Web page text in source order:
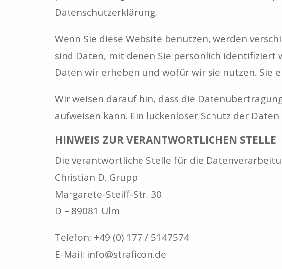
Datenschutzerklärung.
Wenn Sie diese Website benutzen, werden
sind Daten, mit denen Sie persönlich
Daten wir erheben und wofür wir sie nutzen. Sie
Wir weisen darauf hin, dass die
aufweisen kann. Ein lückenloser Schutz der
HINWEIS ZUR VERANTWORTLICHEN STELLE
Die verantwortliche Stelle für die
Christian D. Grupp
Margarete-Steiff-Str. 30
D – 89081 Ulm
Telefon: +49 (0) 177 / 5147574
E-Mail: info@straficon.de